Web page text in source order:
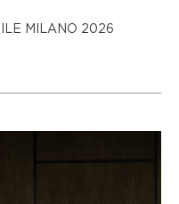
MILANO 2026